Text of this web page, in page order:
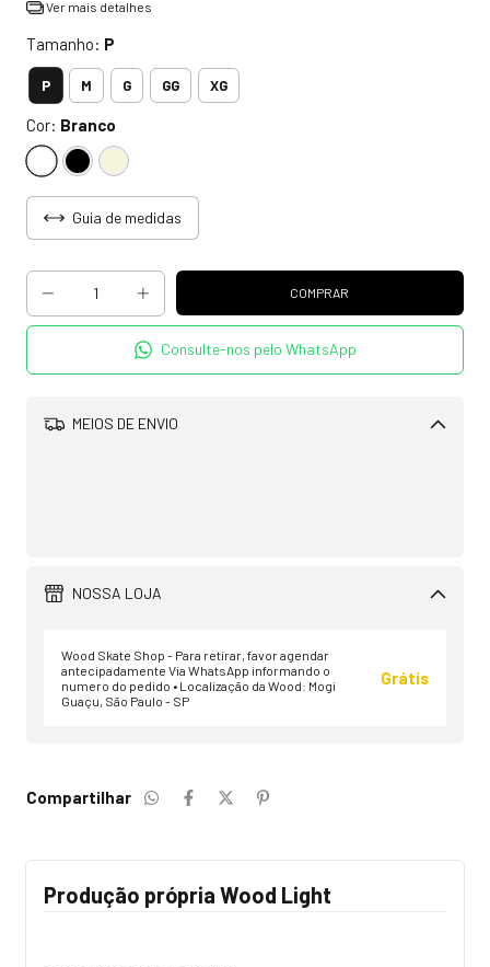
Ver mais detalhes
Tamanho: P
P M G GG XG
Cor: Branco
Guia de medidas
Consulte-nos pelo WhatsApp
MEIOS DE ENVIO
NOSSA LOJA
Wood Skate Shop - Para retirar, favor agendar
antecipadamente Via WhatsApp informando o
numero do pedido • Localização da Wood: Mogi
Guaçu, São Paulo - SP
Grátis
Compartilhar
Produção própria Wood Light